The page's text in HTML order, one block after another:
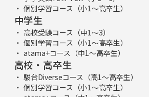
個別学習コース（小1～高卒生）
中学生
高校受験コース（中1～3）
個別学習コース（小1～高卒生）
atama+コース（中1～高卒生）
高校・高卒生
駿台Diverseコース（高1～高卒生）
個別学習コース（小1～高卒生）